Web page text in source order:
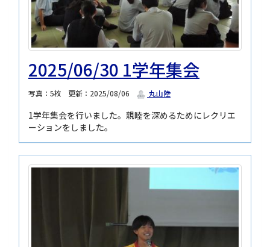
2025/06/30 1学年集会
写真：5枚 更新：2025/08/06 丸山陸
1学年集会を行いました。親睦を深めるためにレクリエ
ーションをしました。